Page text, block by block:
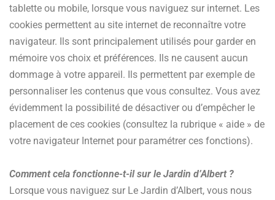
tablette ou mobile, lorsque vous naviguez sur internet. Les
cookies permettent au site internet de reconnaître votre
navigateur. Ils sont principalement utilisés pour garder en
mémoire vos choix et préférences. Ils ne causent aucun
dommage à votre appareil. Ils permettent par exemple de
personnaliser les contenus que vous consultez. Vous avez
évidemment la possibilité de désactiver ou d’empêcher le
placement de ces cookies (consultez la rubrique « aide » de
votre navigateur Internet pour paramétrer ces fonctions).
Comment cela fonctionne-t-il sur le Jardin d’Albert ?
Lorsque vous naviguez sur Le Jardin d’Albert, vous nous